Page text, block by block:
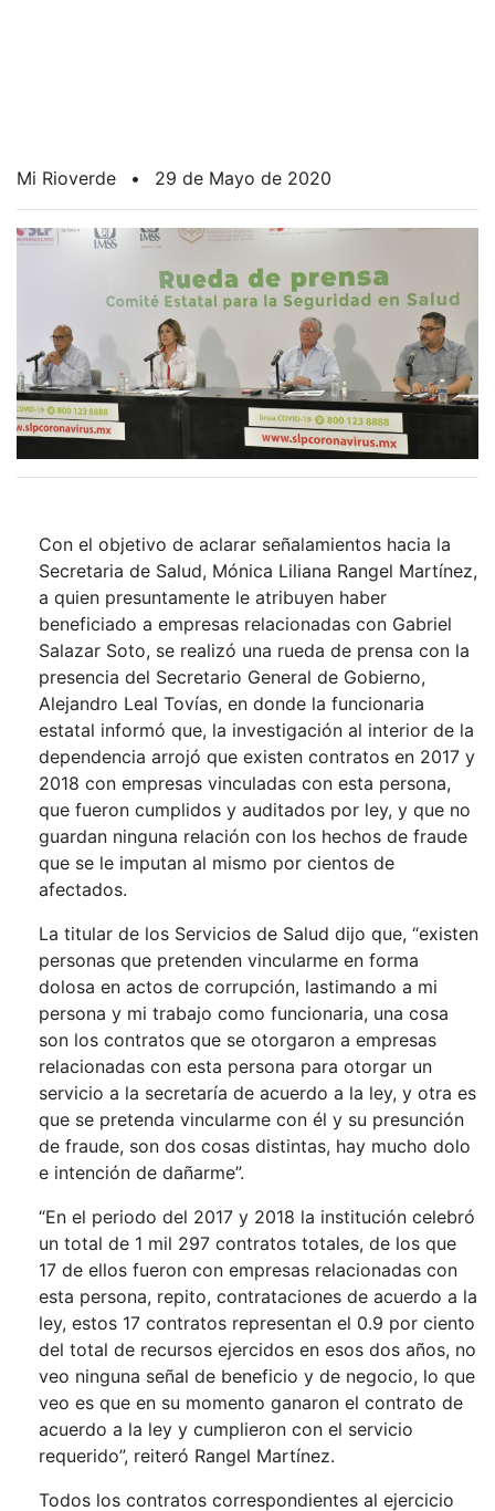
Mi Rioverde • 29 de Mayo de 2020
Con el objetivo de aclarar señalamientos hacia la
Secretaria de Salud, Mónica Liliana Rangel Martínez,
a quien presuntamente le atribuyen haber
beneficiado a empresas relacionadas con Gabriel
Salazar Soto, se realizó una rueda de prensa con la
presencia del Secretario General de Gobierno,
Alejandro Leal Tovías, en donde la funcionaria
estatal informó que, la investigación al interior de la
dependencia arrojó que existen contratos en 2017 y
2018 con empresas vinculadas con esta persona,
que fueron cumplidos y auditados por ley, y que no
guardan ninguna relación con los hechos de fraude
que se le imputan al mismo por cientos de
afectados.
La titular de los Servicios de Salud dijo que, “existen
personas que pretenden vincularme en forma
dolosa en actos de corrupción, lastimando a mi
persona y mi trabajo como funcionaria, una cosa
son los contratos que se otorgaron a empresas
relacionadas con esta persona para otorgar un
servicio a la secretaría de acuerdo a la ley, y otra es
que se pretenda vincularme con él y su presunción
de fraude, son dos cosas distintas, hay mucho dolo
e intención de dañarme”.
“En el periodo del 2017 y 2018 la institución celebró
un total de 1 mil 297 contratos totales, de los que
17 de ellos fueron con empresas relacionadas con
esta persona, repito, contrataciones de acuerdo a la
ley, estos 17 contratos representan el 0.9 por ciento
del total de recursos ejercidos en esos dos años, no
veo ninguna señal de beneficio y de negocio, lo que
veo es que en su momento ganaron el contrato de
acuerdo a la ley y cumplieron con el servicio
requerido”, reiteró Rangel Martínez.
Todos los contratos correspondientes al ejercicio